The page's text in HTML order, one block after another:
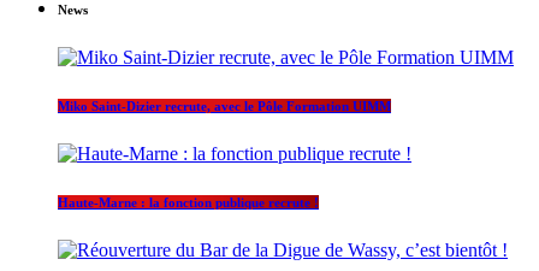
News
Miko Saint-Dizier recrute, avec le Pôle Formation UIMM
Haute-Marne : la fonction publique recrute !